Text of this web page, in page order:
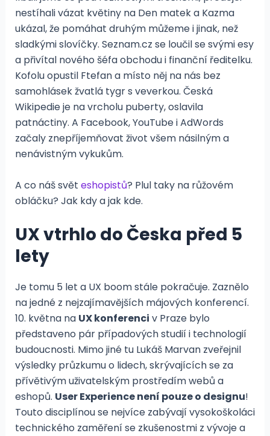
nestíhali vázat květiny na Den matek a Kazma
ukázal, že pomáhat druhým můžeme i jinak, než
sladkými slovíčky. Seznam.cz se loučil se svými esy
a přivítal nového šéfa obchodu i finanční ředitelku.
Kofolu opustil Ftefan a místo něj na nás bez
samohlásek žvatlá tygr s veverkou. Česká
Wikipedie je na vrcholu puberty, oslavila
patnáctiny. A Facebook, YouTube i AdWords
začaly znepříjemňovat život všem násilným a
nenávistným vykukům.
A co náš svět eshopistů? Plul taky na růžovém
obláčku? Jak kdy a jak kde.
UX vtrhlo do Česka před 5
lety
Je tomu 5 let a UX boom stále pokračuje. Zaznělo
na jedné z nejzajímavějších májových konferencí.
10. května na UX konferenci v Praze bylo
představeno pár případových studií i technologií
budoucnosti. Mimo jiné tu Lukáš Marvan zveřejnil
výsledky průzkumu o lidech, skrývajících se za
přívětivým uživatelským prostředím webů a
eshopů. User Experience není pouze o designu!
Touto disciplínou se nejvíce zabývají vysokoškoláci
technického zaměření se zkušenostmi z vývoje a